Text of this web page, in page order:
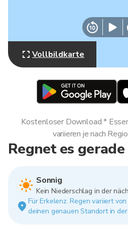
Vollbildkarte
Regnet es
Sonnig
Kein Niederschlag in der
Für Erkelenz. Regen variiert
deinen genauen Standort in
Kostenloser Download *
variieren je nach